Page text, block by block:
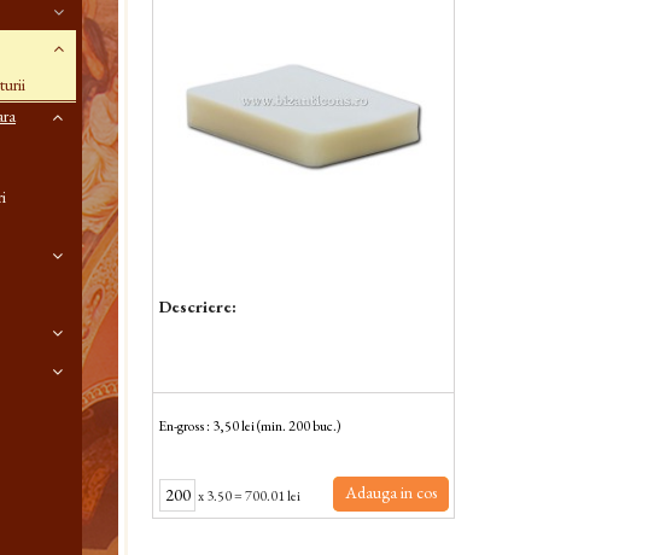
Descriere:
En-gross : 3,50 lei (min. 200 buc.)
x3.50=700.01 lei Adauga in cos